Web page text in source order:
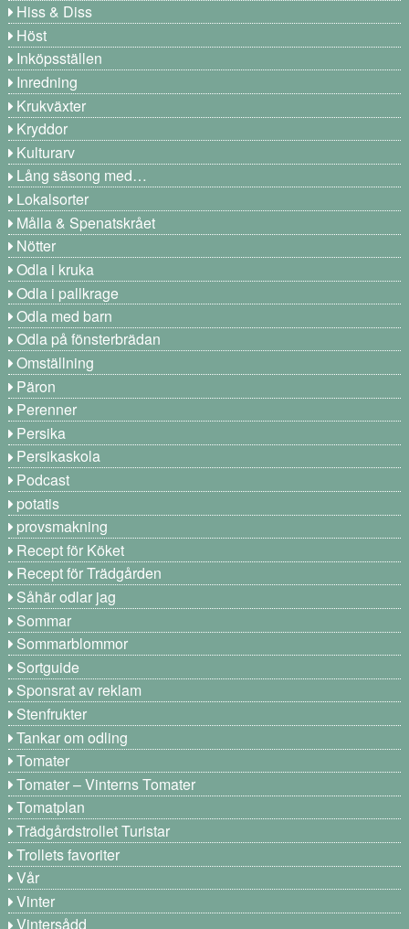
Hiss & Diss
Höst
Inköpsställen
Inredning
Krukväxter
Kryddor
Kulturarv
Lång säsong med…
Lokalsorter
Målla & Spenatskrået
Nötter
Odla i kruka
Odla i pallkrage
Odla med barn
Odla på fönsterbrädan
Omställning
Päron
Perenner
Persika
Persikaskola
Podcast
potatis
provsmakning
Recept för Köket
Recept för Trädgården
Såhär odlar jag
Sommar
Sommarblommor
Sortguide
Sponsrat av reklam
Stenfrukter
Tankar om odling
Tomater
Tomater – Vinterns Tomater
Tomatplan
Trädgårdstrollet Turistar
Trollets favoriter
Vår
Vinter
Vintersådd